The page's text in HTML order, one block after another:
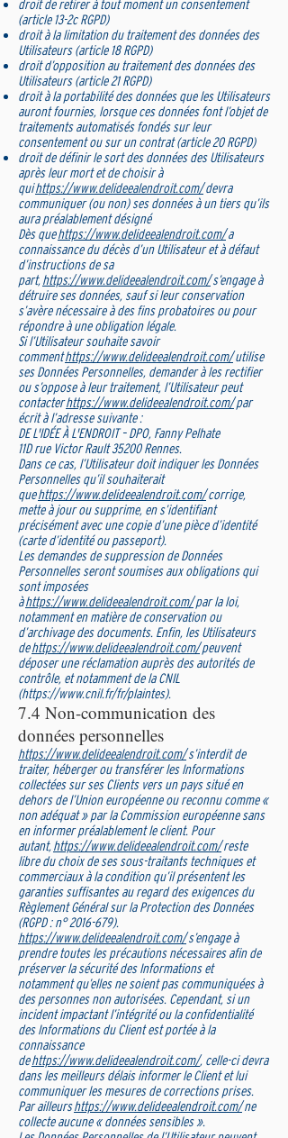
droit de retirer à tout moment un consentement
(article 13-2c RGPD)
droit à la limitation du traitement des données des
Utilisateurs (article 18 RGPD)
droit d’opposition au traitement des données des
Utilisateurs (article 21 RGPD)
droit à la portabilité des données que les Utilisateurs
auront fournies, lorsque ces données font l’objet de
traitements automatisés fondés sur leur
consentement ou sur un contrat (article 20 RGPD)
droit de définir le sort des données des Utilisateurs
après leur mort et de choisir à
quihttps://www.delideealendroit.com/devra
communiquer (ou non) ses données à un tiers qu’ils
aura préalablement désigné
Dès quehttps://www.delideealendroit.com/a
connaissance du décès d’un Utilisateur et à défaut
d’instructions de sa
part,https://www.delideealendroit.com/s’engage à
détruire ses données, sauf si leur conservation
s’avère nécessaire à des fins probatoires ou pour
répondre à une obligation légale.
Si l’Utilisateur souhaite savoir
commenthttps://www.delideealendroit.com/utilise
ses Données Personnelles, demander à les rectifier
ou s’oppose à leur traitement, l’Utilisateur peut
contacterhttps://www.delideealendroit.com/par
écrit à l’adresse suivante :
DE L'IDÉE À L'ENDROIT – DPO, Fanny Pelhate
11D rue Victor Rault 35200 Rennes.
Dans ce cas, l’Utilisateur doit indiquer les Données
Personnelles qu’il souhaiterait
quehttps://www.delideealendroit.com/corrige,
mette à jour ou supprime, en s’identifiant
précisément avec une copie d’une pièce d’identité
(carte d’identité ou passeport).
Les demandes de suppression de Données
Personnelles seront soumises aux obligations qui
sont imposées
àhttps://www.delideealendroit.com/par la loi,
notamment en matière de conservation ou
d’archivage des documents. Enfin, les Utilisateurs
dehttps://www.delideealendroit.com/peuvent
déposer une réclamation auprès des autorités de
contrôle, et notamment de la CNIL
(https://www.cnil.fr/fr/plaintes).
7.4 Non-communication des
données personnelles
https://www.delideealendroit.com/s’interdit de
traiter, héberger ou transférer les Informations
collectées sur ses Clients vers un pays situé en
dehors de l’Union européenne ou reconnu comme «
non adéquat » par la Commission européenne sans
en informer préalablement le client. Pour
autant,https://www.delideealendroit.com/reste
libre du choix de ses sous-traitants techniques et
commerciaux à la condition qu’il présentent les
garanties suffisantes au regard des exigences du
Règlement Général sur la Protection des Données
(RGPD : n°2016-679).
https://www.delideealendroit.com/s’engage à
prendre toutes les précautions nécessaires afin de
préserver la sécurité des Informations et
notamment qu’elles ne soient pas communiquées à
des personnes non autorisées. Cependant, si un
incident impactant l’intégrité ou la confidentialité
des Informations du Client est portée à la
connaissance
dehttps://www.delideealendroit.com/, celle-ci devra
dans les meilleurs délais informer le Client et lui
communiquer les mesures de corrections prises.
Par ailleurshttps://www.delideealendroit.com/ne
collecte aucune « données sensibles ».